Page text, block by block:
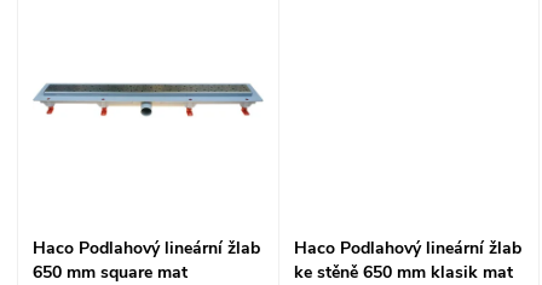
k
Haco Podlahový lineární žlab
650 mm square mat
Haco Podlahový lineární žlab
ke stěně 650 mm klasik mat